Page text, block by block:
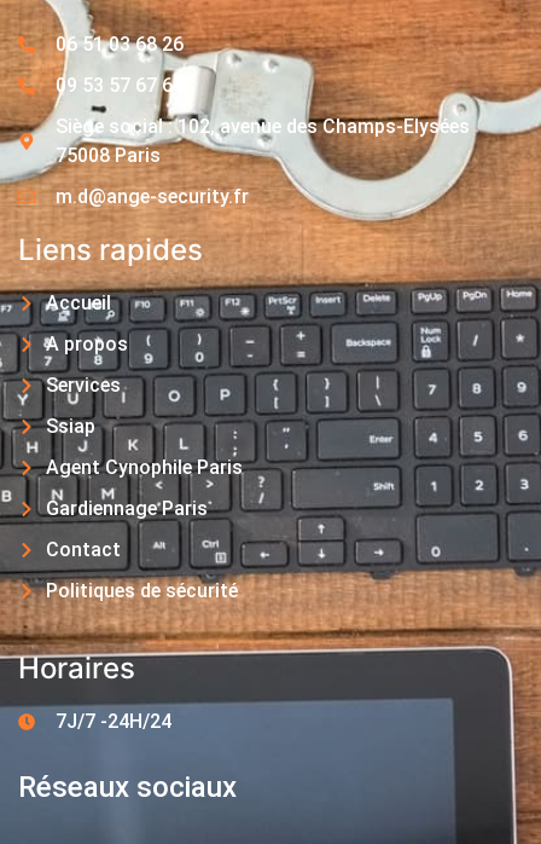
06 51 03 68 26
09 53 57 67 63
Siège social : 102, avenue des Champs-Elysées
75008 Paris
m.d@ange-security.fr
Liens rapides
Accueil
A propos
Services
Ssiap
Agent Cynophile Paris
Gardiennage Paris
Contact
Politiques de sécurité
Horaires
7J/7 -24H/24
Réseaux sociaux